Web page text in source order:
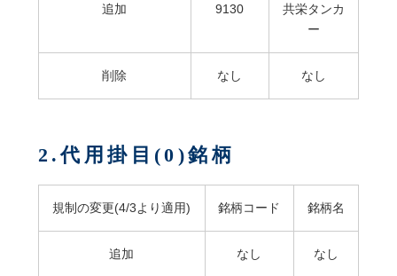
追加 9130
共栄タンカ
ー
削除 なし なし
2.代用掛目(0)銘柄
規制の変更(4/3より適用) 銘柄コード 銘柄名
追加 なし なし